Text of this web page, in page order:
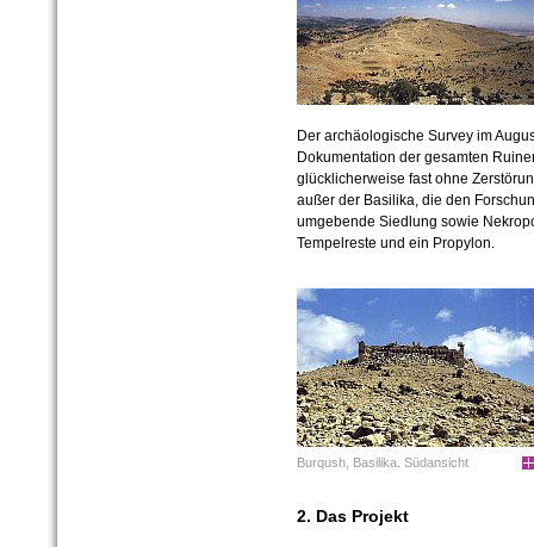
Der archäologische Survey im
Dokumentation der gesamten
glücklicherweise fast ohne
außer der Basilika, die den
umgebende Siedlung sowie
Tempelreste und ein Propylon.
Burqush, Basilika. Südansicht
2. Das Projekt